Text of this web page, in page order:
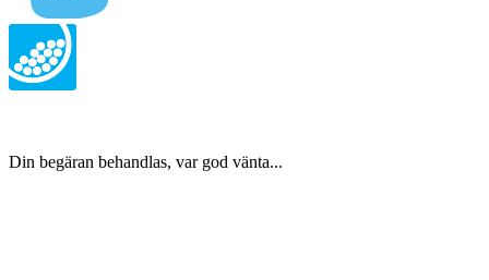
Din begäran behandlas, var god vänta...